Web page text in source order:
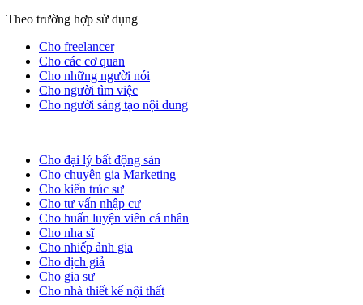
Theo trường hợp sử dụng
Cho freelancer
Cho các cơ quan
Cho những người nói
Cho người tìm việc
Cho người sáng tạo nội dung
Cho đại lý bất động sản
Cho chuyên gia Marketing
Cho kiến trúc sư
Cho tư vấn nhập cư
Cho huấn luyện viên cá nhân
Cho nha sĩ
Cho nhiếp ảnh gia
Cho dịch giả
Cho gia sư
Cho nhà thiết kế nội thất